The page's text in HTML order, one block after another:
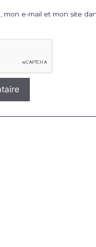
mon e-mail et mon site